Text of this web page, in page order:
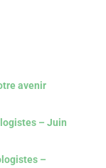
avenir
– Juin
–